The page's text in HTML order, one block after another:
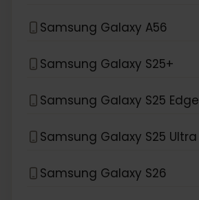
Samsung Galaxy A56
Samsung Galaxy S25+
Samsung Galaxy S25 Edge
Samsung Galaxy S25 Ultra
Samsung Galaxy S26